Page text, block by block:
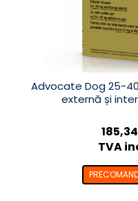
Advocate Dog 25-
externă și
TVA